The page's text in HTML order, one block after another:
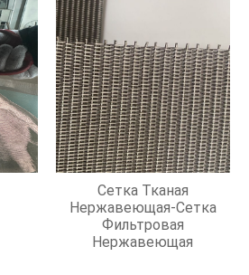
Сетка Тканая
Нержавеющая-Сетка
Фильтровая
Нержавеющая